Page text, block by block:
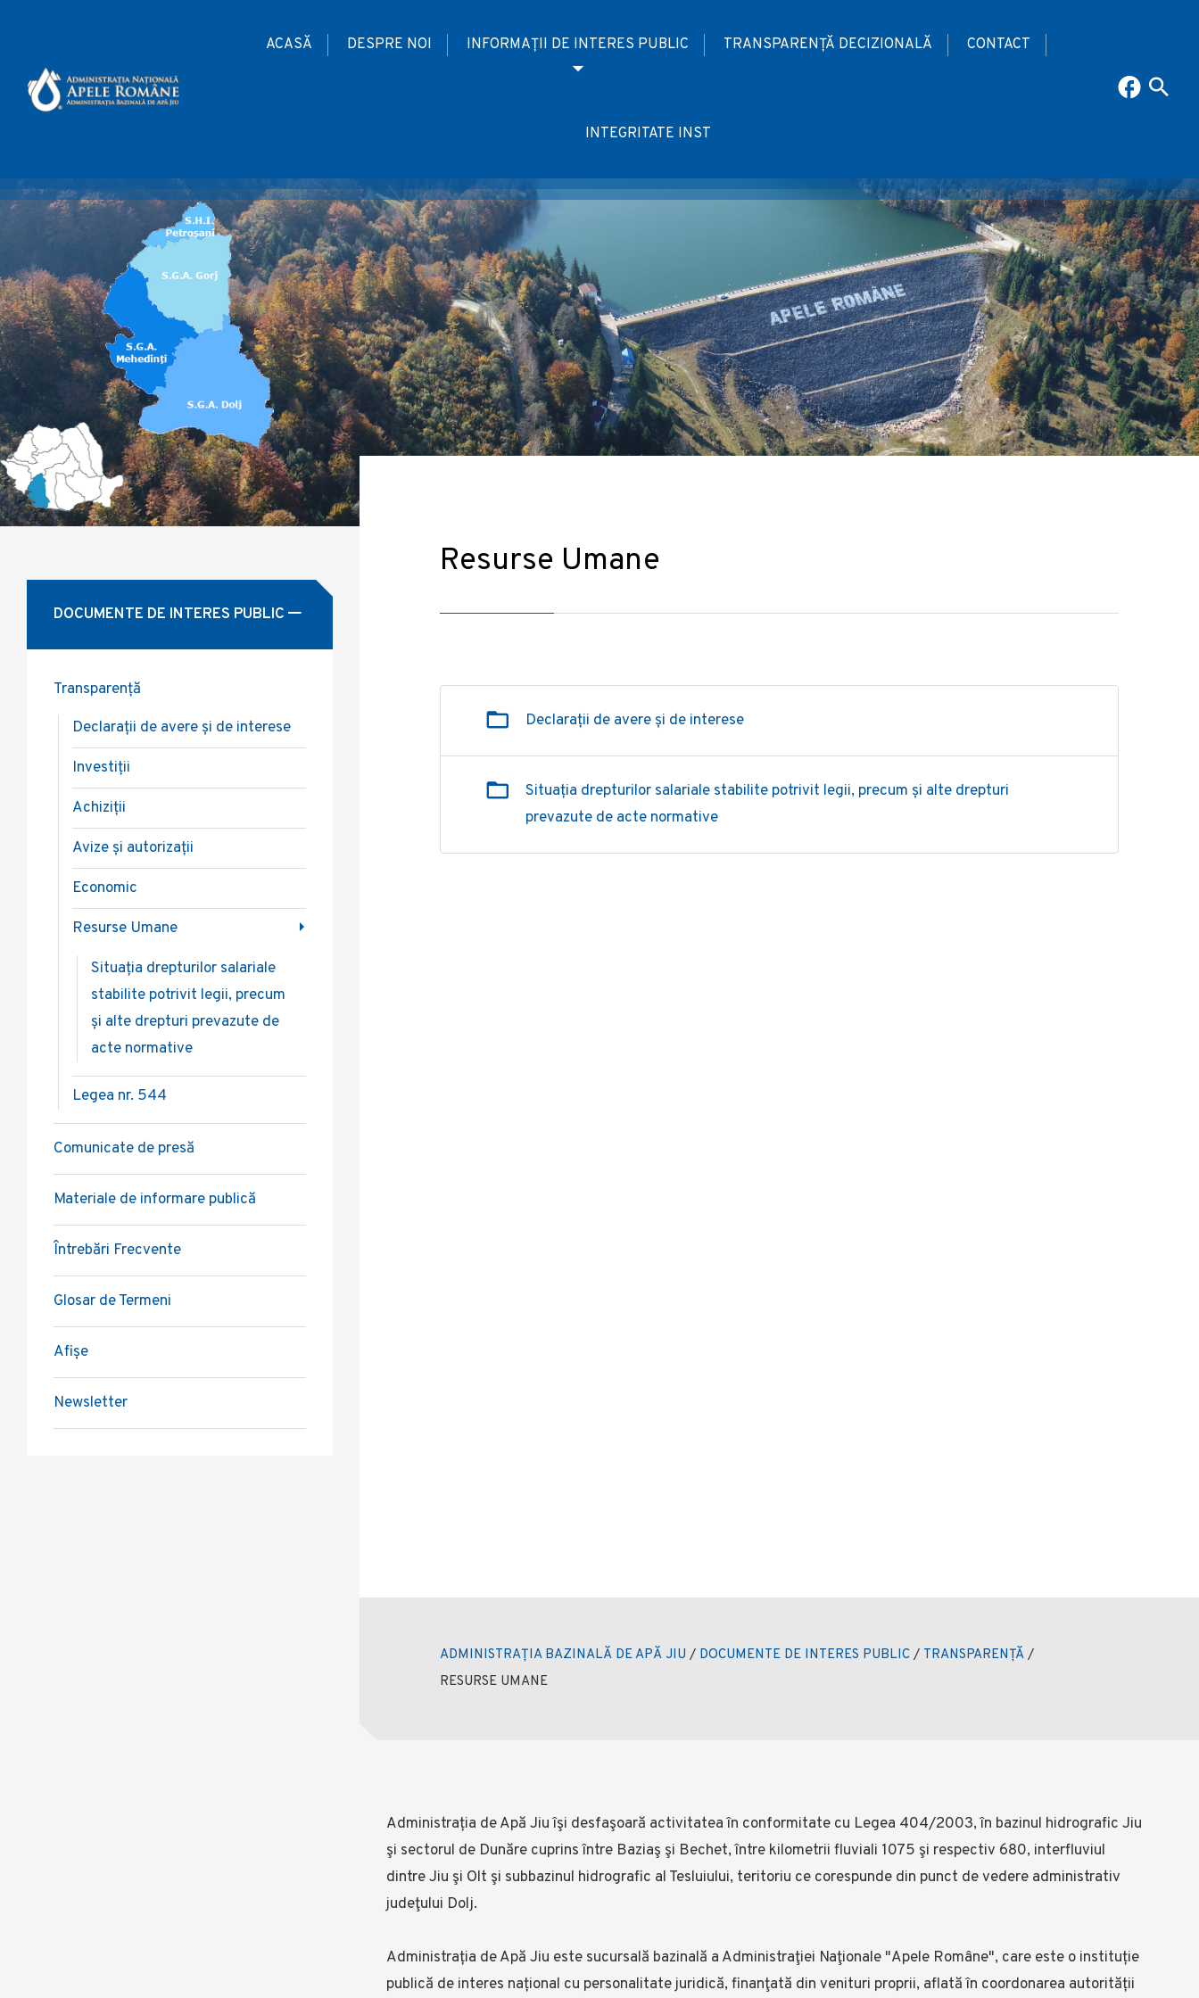
ACASĂ DESPRE NOI INFORMAȚII DE INTERES PUBLIC TRANSPARENȚĂ DECIZIONALĂ CONTACT
INTEGRITATE INST
Resurse Umane
Declarații de avere și de interese
Situația drepturilor salariale stabilite potrivit legii, precum și alte drepturi
prevazute de acte normative
ADMINISTRAȚIA BAZINALĂ DE APĂ JIU / DOCUMENTE DE INTERES PUBLIC / TRANSPARENȚĂ /
RESURSE UMANE
DOCUMENTE DE INTERES PUBLIC
Transparență
Declarații de avere și de interese
Investiții
Achiziții
Avize și autorizații
Economic
Resurse Umane
Situația drepturilor salariale
stabilite potrivit legii, precum
și alte drepturi prevazute de
acte normative
Legea nr. 544
Comunicate de presă
Materiale de informare publică
Întrebări Frecvente
Glosar de Termeni
Afișe
Newsletter
Administrația de Apă Jiu îşi desfaşoară activitatea în conformitate cu Legea 404/2003, în bazinul hidrografic Jiu
şi sectorul de Dunăre cuprins între Baziaş şi Bechet, între kilometrii fluviali 1075 şi respectiv 680, interfluviul
dintre Jiu şi Olt şi subbazinul hidrografic al Tesluiului, teritoriu ce corespunde din punct de vedere administrativ
judeţului Dolj.
Administrația de Apă Jiu este sucursală bazinală a Administraţiei Naţionale "Apele Române", care este o instituție
publică de interes național cu personalitate juridică, finanţată din venituri proprii, aflată în coordonarea autorității